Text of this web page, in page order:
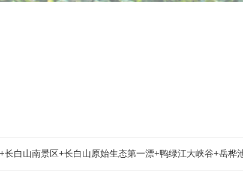
长白山南景区+长白山原始生态第一漂+鸭绿江大峡谷+岳桦